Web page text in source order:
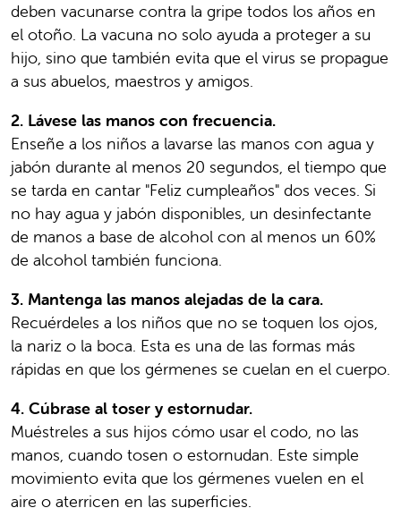
deben vacunarse contra la gripe todos los años en
el otoño. La vacuna no solo ayuda a proteger a su
hijo, sino que también evita que el virus se propague
a sus abuelos, maestros y amigos.
2. Lávese las manos con frecuencia.
Enseñe a los niños a lavarse las manos con agua y
jabón durante al menos 20 segundos, el tiempo que
se tarda en cantar "Feliz cumpleaños" dos veces. Si
no hay agua y jabón disponibles, un desinfectante
de manos a base de alcohol con al menos un 60%
de alcohol también funciona.
3. Mantenga las manos alejadas de la cara.
Recuérdeles a los niños que no se toquen los ojos,
la nariz o la boca. Esta es una de las formas más
rápidas en que los gérmenes se cuelan en el cuerpo.
4. Cúbrase al toser y estornudar.
Muéstreles a sus hijos cómo usar el codo, no las
manos, cuando tosen o estornudan. Este simple
movimiento evita que los gérmenes vuelen en el
aire o aterricen en las superficies.